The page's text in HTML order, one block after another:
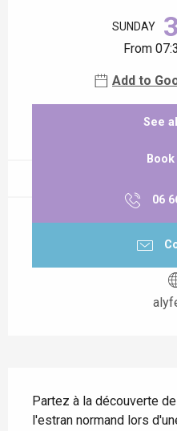
SUNDAY
From
Add to
See
06
Partez à la découverte
l'estran normand lors